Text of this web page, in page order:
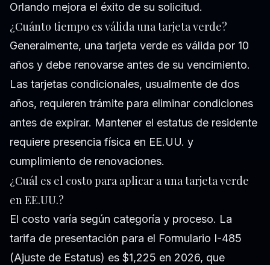
Orlando mejora el éxito de su solicitud.
¿Cuánto tiempo es válida una tarjeta verde?
Generalmente, una tarjeta verde es válida por 10
años y debe renovarse antes de su vencimiento.
Las tarjetas condicionales, usualmente de dos
años, requieren trámite para eliminar condiciones
antes de expirar. Mantener el estatus de residente
requiere presencia física en EE.UU. y
cumplimiento de renovaciones.
¿Cuál es el costo para aplicar a una tarjeta verde
en EE.UU.?
El costo varía según categoría y proceso. La
tarifa de presentación para el Formulario I-485
(Ajuste de Estatus) es $1,225 en 2026, que